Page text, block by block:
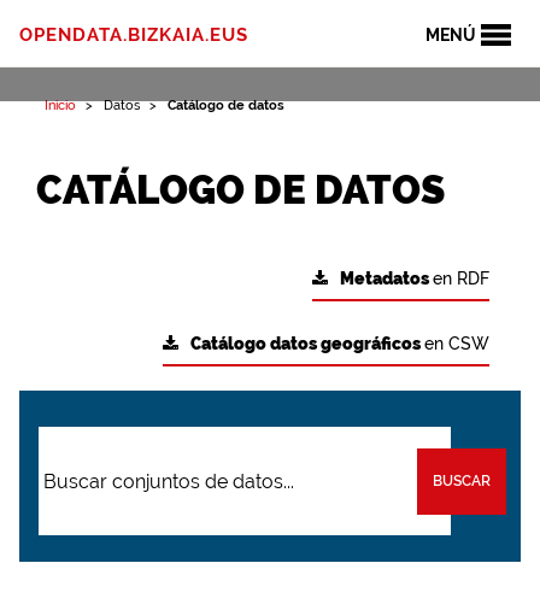
MENÚ
OPENDATA.BIZKAIA.EUS
Inicio Datos Catálogo de datos
CATÁLOGO DE DATOS
Metadatosen RDF
Catálogo datos geográficosen CSW
BUSCAR